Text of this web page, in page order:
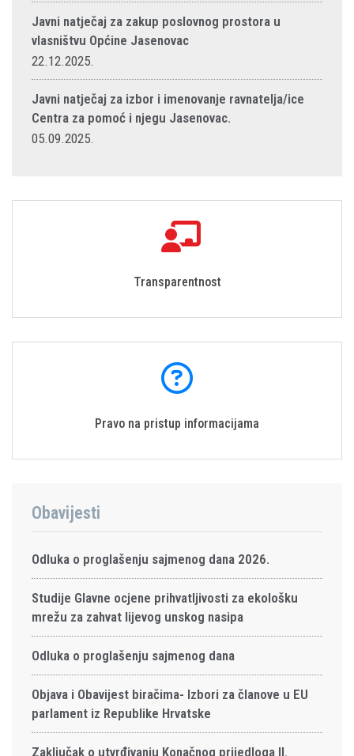
Javni natječaj za zakup poslovnog prostora u
vlasništvu Općine Jasenovac
22.12.2025.
Javni natječaj za izbor i imenovanje ravnatelja/ice
Centra za pomoć i njegu Jasenovac.
05.09.2025.
Transparentnost
Pravo na pristup informacijama
Obavijesti
Odluka o proglašenju sajmenog dana 2026.
Studije Glavne ocjene prihvatljivosti za ekološku
mrežu za zahvat lijevog unskog nasipa
Odluka o proglašenju sajmenog dana
Objava i Obavijest biračima- Izbori za članove u EU
parlament iz Republike Hrvatske
Zaključak o utvrđivanju Konačnog prijedloga II.